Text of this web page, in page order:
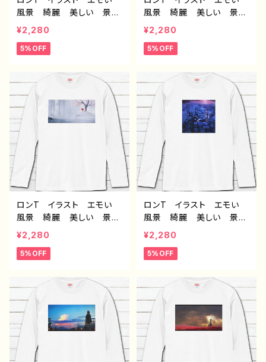
風景 綺麗 美しい 景
色 おしゃれ 可愛い女の
子 メンズ レディース
白 おすすめ 個性的 人
エイター 絵師 オリジナ
ル デザイン グッズ 長
袖Tシャツ ロングTシャ
ツ タイトル：消えてしまわ
ないように 作：アナ F-5
¥2,280
5%OFF
風景 綺麗 美しい 景
色 おしゃれ 可愛い女の
子 メンズ レディース
白 おすすめ 個性的 人
エイター 絵師 オリジナ
ル デザイン グッズ 長
袖Tシャツ ロングTシャ
ツ タイトル：星々の帰る場
所 作：アナ F-5
¥2,280
5%OFF
ロンT イラスト エモい
風景 綺麗 美しい 景
色 おしゃれ 可愛い女の
子 メンズ レディース
白 おすすめ 個性的 人
エイター 絵師 オリジナ
ル デザイン グッズ 長
袖Tシャツ ロングTシャ
ツ タイトル：斑雪 作：ア
ナ F-5
¥2,280
5%OFF
ロンT イラスト エモい
風景 綺麗 美しい 景
色 おしゃれ 可愛い女の
子 メンズ レディース
白 おすすめ 個性的 人
エイター 絵師 オリジナ
ル デザイン グッズ 長
袖Tシャツ ロングTシャ
ツ タイトル：氷の記憶
作：アナ F-5
¥2,280
5%OFF